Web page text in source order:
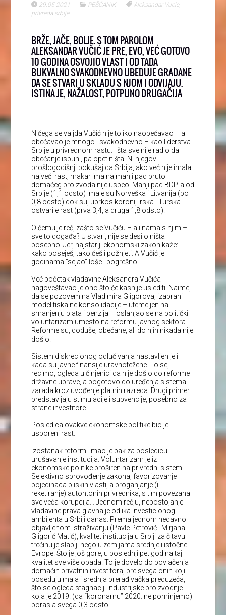
29.05.2021 PEŠČANIK Aleksandar Vucic,
privreda srbije
BRŽE, JAČE, BOLJE. S TOM PAROLOM
ALEKSANDAR VUČIĆ JE PRE, EVO, VEĆ GOTOVO
10 GODINA OSVOJIO VLAST I OD TADA
BUKVALNO SVAKODNEVNO UBEĐUJE GRAĐANE
DA SE STVARI U SKLADU S NJOM I ODVIJAJU.
ISTINA JE, NAŽALOST, POTPUNO DRUGAČIJA
Ničega se valjda Vučić nije toliko naobećavao – a
obećavao je mnogo i svakodnevno – kao liderstva
Srbije u privrednom rastu. I šta sve nije radio da
obećanje ispuni, pa opet ništa. Ni njegov
prošlogodišnji pokušaj da Srbija, ako već nije imala
najveći rast, makar ima najmanji pad bruto
domaćeg proizvoda nije uspeo. Manji pad BDP-a od
Srbije (1,1 odsto) imale su Norveška i Litvanija (po
0,8 odsto) dok su, uprkos koroni, Irska i Turska
ostvarile rast (prva 3,4, a druga 1,8 odsto).
O čemu je reč, zašto se Vučiću – a i nama s njim –
sve to događa? U stvari, nije se desilo ništa
posebno. Jer, najstariji ekonomski zakon kaže:
kako poseješ, tako ćeš i požnjeti. A Vučić je
godinama “sejao” loše i pogrešno.
Već početak vladavine Aleksandra Vučića
nagoveštavao je ono što će kasnije uslediti. Naime,
da se pozovem na Vladimira Gligorova, izabrani
model fiskalne konsolidacije – utemeljen na
smanjenju plata i penzija – oslanjao se na politički
voluntarizam umesto na reformu javnog sektora.
Reforme su, doduše, obećane, ali do njih nikada nije
došlo.
Sistem diskrecionog odlučivanja nastavljen je i
kada su javne finansije uravnotežene. To se,
recimo, ogleda u činjenici da nije došlo do reforme
državne uprave, a pogotovo do uređenja sistema
zarada kroz uvođenje platnih razreda. Drugi primer
predstavljaju stimulacije i subvencije, posebno za
strane investitore.
Posledica ovakve ekonomske politike bio je
usporeni rast.
Izostanak reformi imao je pak za posledicu
urušavanje institucija. Voluntarizam je iz
ekonomske politike proširen na privredni sistem.
Selektivno sprovođenje zakona, favorizovanje
pojedinaca bliskih vlasti, a proganjanje (i
reketiranje) autohtonih privrednika, s tim povezana
sve veća korupcija… Jednom rečju, nepostojanje
vladavine prava glavna je odlika investicionog
ambijenta u Srbiji danas. Prema jednom nedavno
objavljenom istraživanju (Pavle Petrović i Mirjana
Gligorić Matić), kvalitet institucija u Srbiji za čitavu
trećinu je slabiji nego u zemljama srednje i istočne
Evrope. Što je još gore, u poslednji pet godina taj
kvalitet sve više opada. To je dovelo do povlačenja
domaćih privatnih investitora, pre svega onih koji
poseduju mala i srednja prerađivačka preduzeća,
što se ogleda stagnaciji industrijske proizvodnje
koja je 2019. (da “koronarnu” 2020. ne pominjemo)
porasla svega 0,3 odsto.